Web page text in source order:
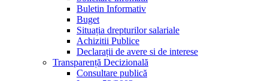
Buletin Informativ
Buget
Situația drepturilor salariale
Achizitii Publice
Declarații de avere si de interese
Transparență Decizională
Consultare publică